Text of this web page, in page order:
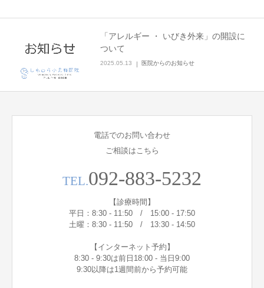
「アレルギー ・ いびき外来」の開設に
ついて
2025.05.13 医院からのお知らせ
電話でのお問い合わせ
ご相談はこちら
TEL.092-883-5232
【診療時間】
平日：8:30 - 11:50 / 15:00 - 17:50
土曜：8:30 - 11:50 / 13:30 - 14:50
【インターネット予約】
8:30 - 9:30は前日18:00 - 当日9:00
9:30以降は1週間前から予約可能